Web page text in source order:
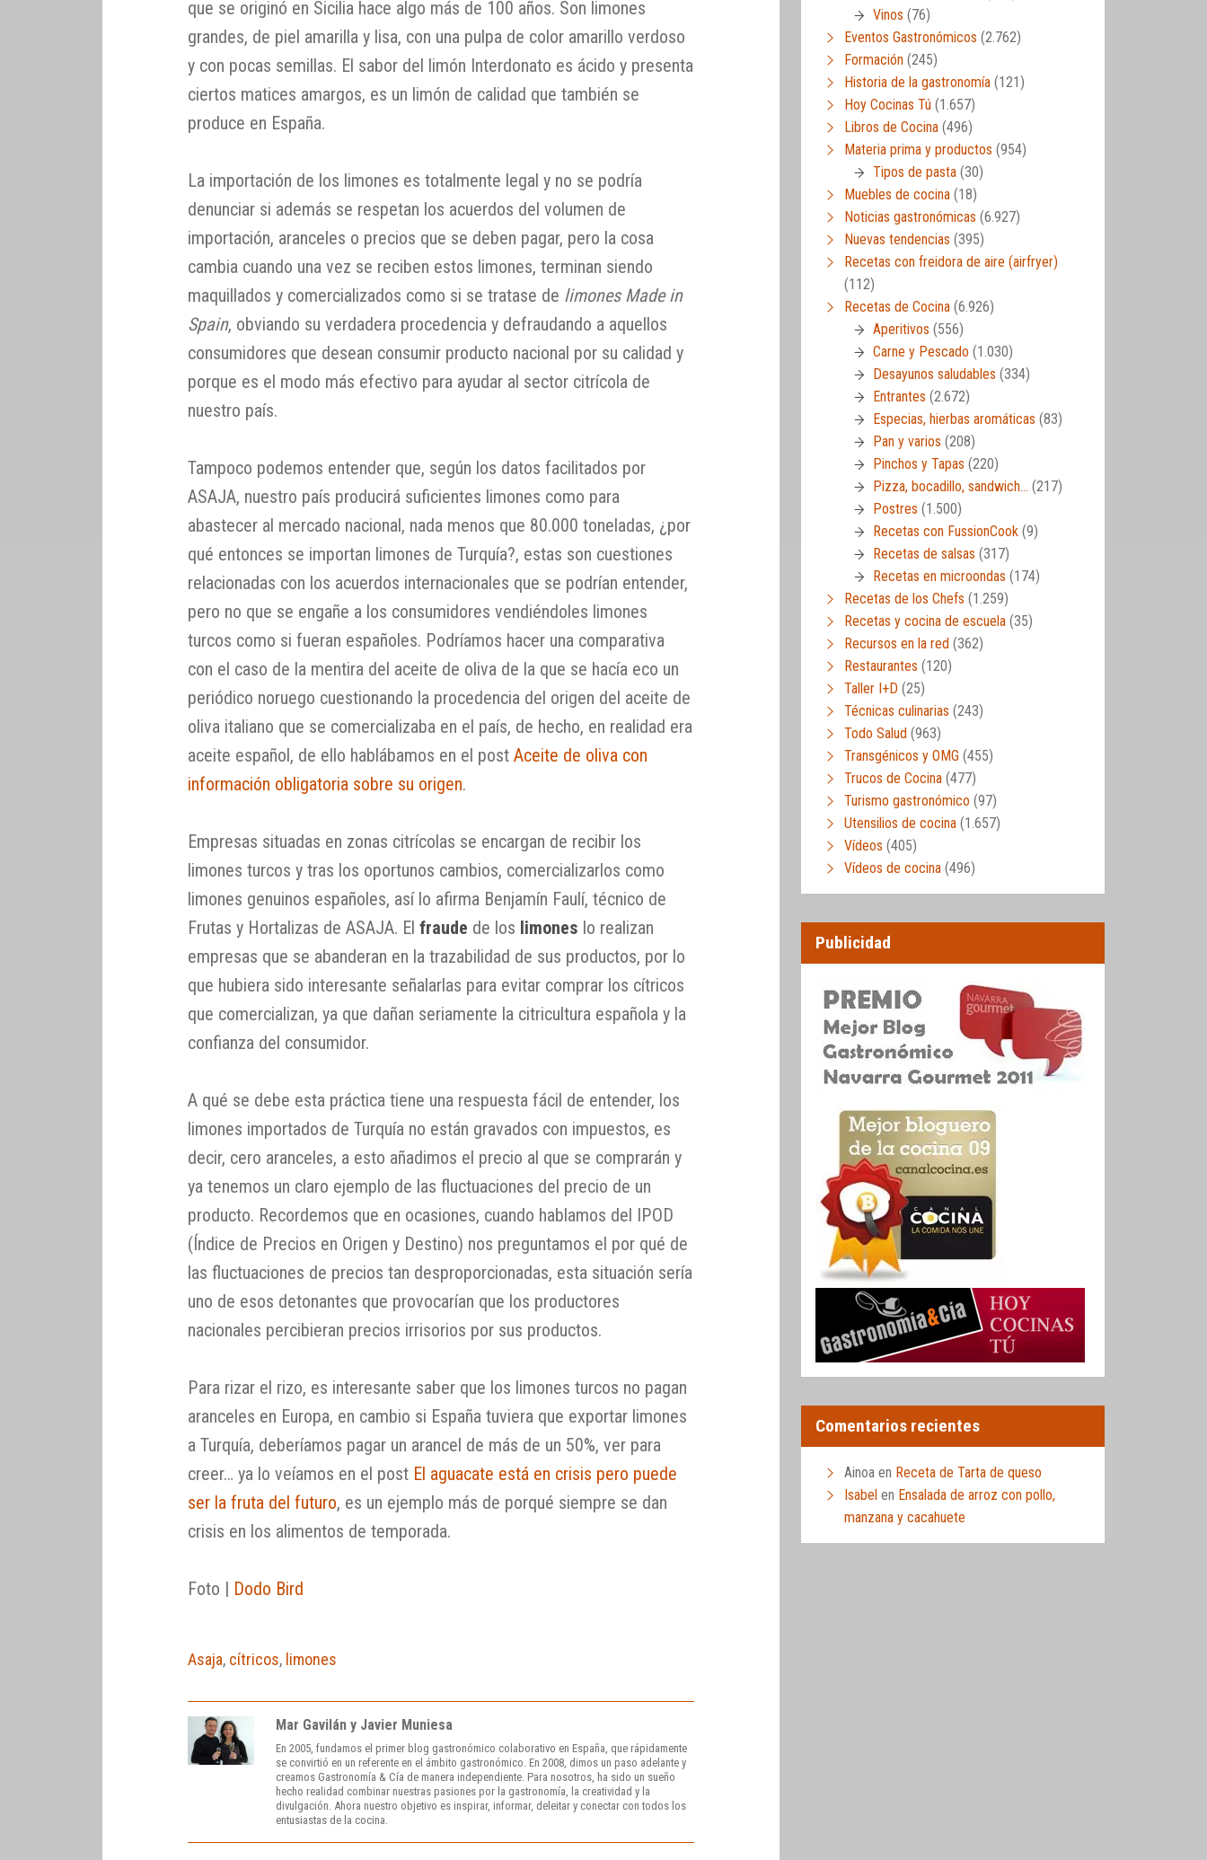
que se originó en Sicilia hace algo más de 100 años. Son limones
grandes, de piel amarilla y lisa, con una pulpa de color amarillo verdoso
y con pocas semillas. El sabor del limón Interdonato es ácido y presenta
ciertos matices amargos, es un limón de calidad que también se
produce en España.
La importación de los limones es totalmente legal y no se podría
denunciar si además se respetan los acuerdos del volumen de
importación, aranceles o precios que se deben pagar, pero la cosa
cambia cuando una vez se reciben estos limones, terminan siendo
maquillados y comercializados como si se tratase de limones Made in
Spain, obviando su verdadera procedencia y defraudando a aquellos
consumidores que desean consumir producto nacional por su calidad y
porque es el modo más efectivo para ayudar al sector citrícola de
nuestro país.
Tampoco podemos entender que, según los datos facilitados por
ASAJA, nuestro país producirá suficientes limones como para
abastecer al mercado nacional, nada menos que 80.000 toneladas, ¿por
qué entonces se importan limones de Turquía?, estas son cuestiones
relacionadas con los acuerdos internacionales que se podrían entender,
pero no que se engañe a los consumidores vendiéndoles limones
turcos como si fueran españoles. Podríamos hacer una comparativa
con el caso de la mentira del aceite de oliva de la que se hacía eco un
periódico noruego cuestionando la procedencia del origen del aceite de
oliva italiano que se comercializaba en el país, de hecho, en realidad era
aceite español, de ello hablábamos en el postAceite de oliva con
información obligatoria sobre su origen.
Empresas situadas en zonas citrícolas se encargan de recibir los
limones turcos y tras los oportunos cambios, comercializarlos como
limones genuinos españoles, así lo afirma Benjamín Faulí, técnico de
Frutas y Hortalizas de ASAJA. Elfraude de los limones lo realizan
empresas que se abanderan en la trazabilidad de sus productos, por lo
que hubiera sido interesante señalarlas para evitar comprar los cítricos
que comercializan, ya que dañan seriamente la citricultura española y la
confianza del consumidor.
A qué se debe esta práctica tiene una respuesta fácil de entender, los
limones importados de Turquía no están gravados con impuestos, es
decir, cero aranceles, a esto añadimos el precio al que se comprarán y
ya tenemos un claro ejemplo de las fluctuaciones del precio de un
producto. Recordemos que en ocasiones, cuando hablamos del IPOD
(Índice de Precios en Origen y Destino) nos preguntamos el por qué de
las fluctuaciones de precios tan desproporcionadas, esta situación sería
uno de esos detonantes que provocarían que los productores
nacionales percibieran precios irrisorios por sus productos.
Para rizar el rizo, es interesante saber que los limones turcos no pagan
aranceles en Europa, en cambio si España tuviera que exportar limones
a Turquía, deberíamos pagar un arancel de más de un 50%, ver para
creer… ya lo veíamos en el post El aguacate está en crisis pero puede
ser la fruta del futuro, es un ejemplo más de porqué siempre se dan
crisis en los alimentos de temporada.
Foto | Dodo Bird
Asaja, cítricos, limones
Mar Gavilán y Javier Muniesa
En 2005, fundamos el primer blog gastronómico colaborativo en España, que rápidamente
se convirtió en un referente en el ámbito gastronómico. En 2008, dimos un paso adelante y
creamos Gastronomía & Cía de manera independiente. Para nosotros, ha sido un sueño
hecho realidad combinar nuestras pasiones por la gastronomía, la creatividad y la
divulgación. Ahora nuestro objetivo es inspirar, informar, deleitar y conectar con todos los
entusiastas de la cocina.
Vinos (76)
Eventos Gastronómicos (2.762)
Formación (245)
Historia de la gastronomía (121)
Hoy Cocinas Tú (1.657)
Libros de Cocina (496)
Materia prima y productos (954)
Tipos de pasta (30)
Muebles de cocina (18)
Noticias gastronómicas (6.927)
Nuevas tendencias (395)
Recetas con freidora de aire (airfryer)
(112)
Recetas de Cocina (6.926)
Aperitivos (556)
Carne y Pescado (1.030)
Desayunos saludables (334)
Entrantes (2.672)
Especias, hierbas aromáticas (83)
Pan y varios (208)
Pinchos y Tapas (220)
Pizza, bocadillo, sandwich… (217)
Postres (1.500)
Recetas con FussionCook (9)
Recetas de salsas (317)
Recetas en microondas (174)
Recetas de los Chefs (1.259)
Recetas y cocina de escuela (35)
Recursos en la red (362)
Restaurantes (120)
Taller I+D (25)
Técnicas culinarias (243)
Todo Salud (963)
Transgénicos y OMG (455)
Trucos de Cocina (477)
Turismo gastronómico (97)
Utensilios de cocina (1.657)
Vídeos (405)
Vídeos de cocina (496)
Publicidad
Comentarios recientes
Ainoa en Receta de Tarta de queso
Isabel en Ensalada de arroz con pollo,
manzana y cacahuete